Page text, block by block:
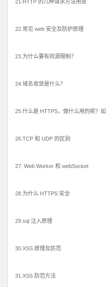
21.HTTP 的几种请求方法用途
22.常见 web 安全及防护原理
23.为什么要有同源限制？
24.域名收敛是什么？
25.什么是 HTTPS，做什么用的呢？如
26.TCP 和 UDP 的区别
27. Web Worker 和 webSocket
28.为什么 HTTPS 安全
29.sql 注入原理
30.XSS 原理及防范
31.XSS 防范方法